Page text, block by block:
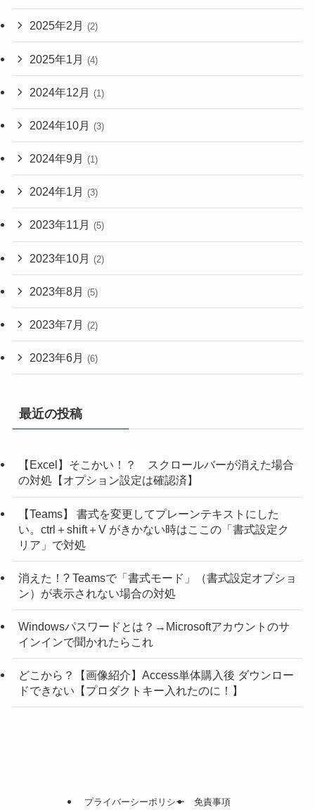
2025年2月 (2)
2025年1月 (4)
2024年12月 (1)
2024年10月 (3)
2024年9月 (1)
2024年1月 (3)
2023年11月 (5)
2023年10月 (2)
2023年8月 (5)
2023年7月 (2)
2023年6月 (6)
最近の投稿
【Excel】そこかい！？ スクロールバーが消えた場合
の対処【オプション設定は確認済】
【Teams】 書式を変更してプレーンテキストにした
い。ctrl＋shift＋V がきかない時はここの「書式設定ク
リア」で対処
消えた！? Teamsで「書式モード」（書式設定オプショ
ン）が表示されない場合の対処
Windowsパスワードとは？→Microsoftアカウントのサ
インインで聞かれたらこれ
どこから？【画像紹介】Access単体購入後 ダウンロー
ドできない【プロダクトキー入れたのに！】
プライバーシーポリシー 免責事項